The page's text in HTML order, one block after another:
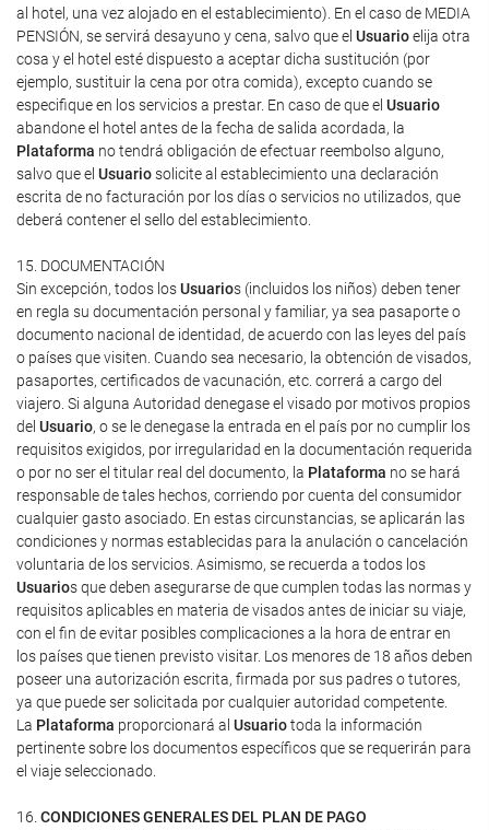
al hotel, una vez alojado en el establecimiento). En el caso de MEDIA
PENSIÓN, se servirá desayuno y cena, salvo que el Usuarioelija otra
cosa y el hotel esté dispuesto a aceptar dicha sustitución (por
ejemplo, sustituir la cena por otra comida), excepto cuando se
especifique en los servicios a prestar. En caso de que el Usuario
abandone el hotel antes de la fecha de salida acordada, la
Plataforma no tendrá obligación de efectuar reembolso alguno,
salvo que el Usuariosolicite al establecimiento una declaración
escrita de no facturación por los días o servicios no utilizados, que
deberá contener el sello del establecimiento.
15. DOCUMENTACIÓN
Sin excepción, todos losUsuarios (incluidos los niños) deben tener
en regla su documentación personal y familiar, ya sea pasaporte o
documento nacional de identidad, de acuerdo con las leyes del país
o países que visiten. Cuando sea necesario, la obtención de visados,
pasaportes, certificados de vacunación, etc. correrá a cargo del
viajero. Si alguna Autoridad denegase el visado por motivos propios
del Usuario, o se le denegase la entrada en el país por no cumplir los
requisitos exigidos, por irregularidad en la documentación requerida
o por no ser el titular real del documento, la Plataforma no se hará
responsable de tales hechos, corriendo por cuenta del consumidor
cualquier gasto asociado. En estas circunstancias, se aplicarán las
condiciones y normas establecidas para la anulación o cancelación
voluntaria de los servicios. Asimismo, se recuerda a todos los
Usuarios que deben asegurarse de que cumplen todas las normas y
requisitos aplicables en materia de visados antes de iniciar su viaje,
con el fin de evitar posibles complicaciones a la hora de entrar en
los países que tienen previsto visitar. Los menores de 18 años deben
poseer una autorización escrita, firmada por sus padres o tutores,
ya que puede ser solicitada por cualquier autoridad competente.
La Plataforma proporcionará al Usuariotoda la información
pertinente sobre los documentos específicos que se requerirán para
el viaje seleccionado.
16. CONDICIONES GENERALES DEL PLAN DE PAGO